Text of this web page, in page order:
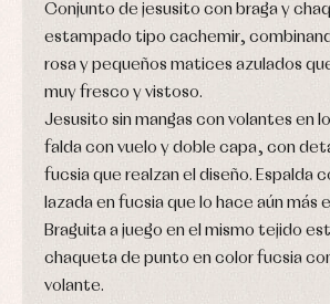
Conjunto de jesusito con braga y
estampado tipo cachemir,
rosa y pequeños matices azulados
muy fresco y vistoso.
Jesusito sin mangas con volantes en
falda con vuelo y doble capa, con
fucsia que realzan el diseño. Espalda
lazada en fucsia que lo hace aún más
Braguita a juego en el mismo tejido
chaqueta de punto en color fucsia
volante.
de
baño
Ropa
Vestidos